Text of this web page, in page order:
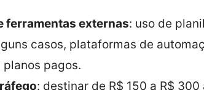
ferramentas externas: uso de
casos, plataformas de
pagos.
: destinar de R$ 150 a R$